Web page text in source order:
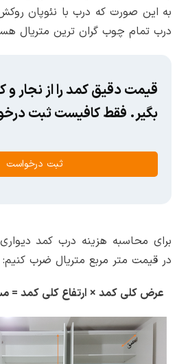
به این صورت که درب با نئوپان
درب تمام چوب گران ترین متریال
قیمت دقیق کمد را از نجار و
بگیر. فقط کافیست ثبت
ثبت درخواست
برای محاسبه هزینه درب کمد
در قیمت متر مربع متریال ضرب کنیم:
عرض کلی کمد × ارتفاع کلی کمد =